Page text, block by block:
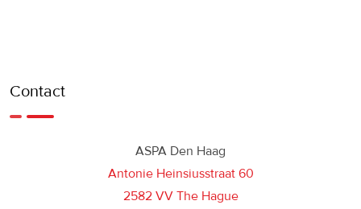
Contact
ASPA Den Haag
Antonie Heinsiusstraat 60
2582 VV The Hague